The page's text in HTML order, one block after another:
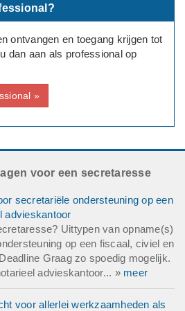
ontvangen en toegang krijgen tot
dan aan als professional op
»
voor een secretaresse
secretariële ondersteuning op een
advieskantoor
Uittypen van opname(s)
op een fiscaal, civiel en
Graag zo spoedig mogelijk.
advieskantoor... » meer
voor allerlei werkzaamheden als